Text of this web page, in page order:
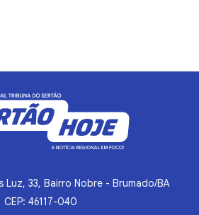
Luz, 33, Bairro Nobre - Brumado/BA
CEP: 46117-040